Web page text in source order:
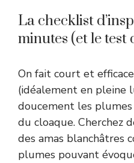
La checklist
minutes (et le test
On fait court et
(idéalement en pleine
doucement les
du cloaque. Cherchez
des amas blanchâtres
plumes pouvant